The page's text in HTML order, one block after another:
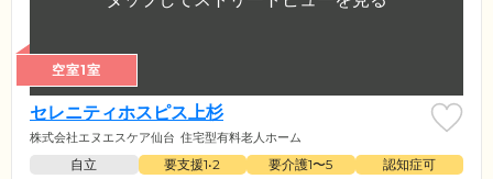
空室1室
セレニティホスピス上杉
株式会社エヌエスケア仙台 住宅型有料老人ホーム
自立 要支援1•2 要介護1〜5
認知症可